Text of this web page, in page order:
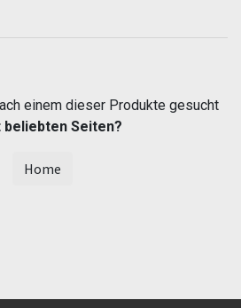
einem dieser Produkte gesucht
beliebten Seiten?
Home